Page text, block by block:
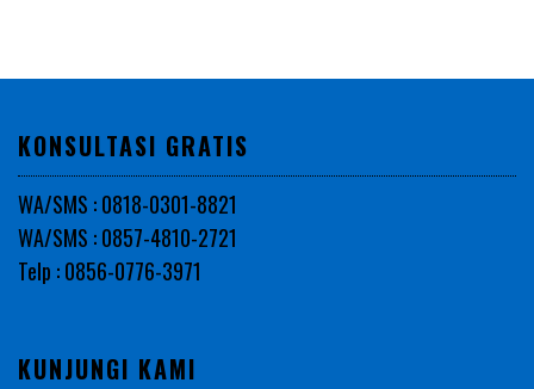
KONSULTASI GRATIS
WA/SMS : 0818-0301-8821
WA/SMS : 0857-4810-2721
Telp : 0856-0776-3971
KUNJUNGI KAMI